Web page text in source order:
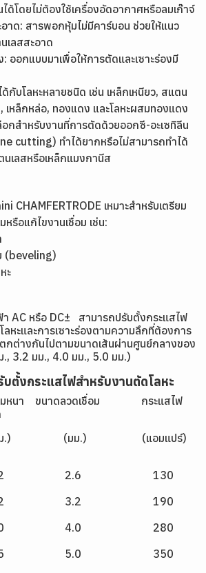
ได้โดยไม่ต้องใช้เครื่องอัดอากาศหรือลมเก๊าจ์
อาด: สารพอกหุ้มไม่มีคาร์บอน ช่วยให้แนว
เลสสะอาด
ออกแบบมาเพื่อให้การตัดและเซาะร่องมี
ด้กับโลหะหลายชนิด เช่น เหล็กเหนียว, สแตน
, เหล็กหล่อ, ทองแดง และโลหะผสมทองแดง
อกสำหรับงานที่การตัดด้วยออกซี-อะเซทิลีน
cutting) ทำได้ยากหรือไม่สามารถทำได้
นเลสหรือเหล็กแมงกานีส
CHAMFERTRODE เหมาะสำหรับเตรียม
หรือแก้ไขงานเชื่อม เช่น:
(beveling)
ะ
า AC หรือ DC± สามารถปรับตั้งกระแสไฟ
หะและการเซาะร่องตามความลึกที่ต้องการ
กต่างกันไปตามขนาดเส้นผ่านศูนย์กลางของ
., 3.2 มม., 4.0 มม., 5.0 มม.)
บตั้งกระแสไฟสำหรับงานตัดโลหะ
นา ขนาดลวดเชื่อม กระแสไฟ
ม.) (แอมแปร์)
ละมุน 12 2.6 130
ละมุน 12 3.2 190
ละมุน 20 4.0 280
ละมุน 25 5.0 350